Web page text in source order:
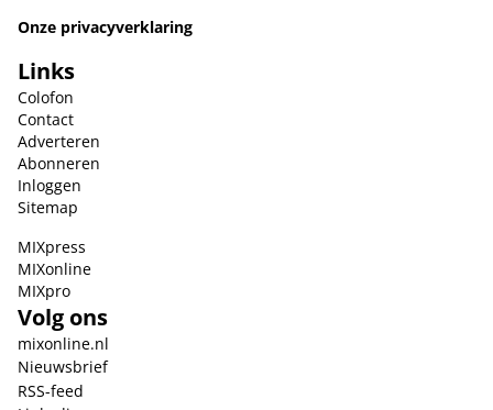
Onze privacyverklaring
Links
Colofon
Contact
Adverteren
Abonneren
Inloggen
Sitemap
MIXpress
MIXonline
MIXpro
Volg ons
mixonline.nl
Nieuwsbrief
RSS-feed